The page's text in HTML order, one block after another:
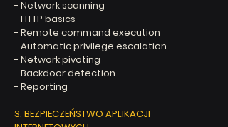
- Network scanning​
- HTTP basics​
- Remote command execution​
- Automatic privilege escalation​
- Network pivoting​
- Backdoor detection​
- Reporting
3. BEZPIECZEŃSTWO APLIKACJI